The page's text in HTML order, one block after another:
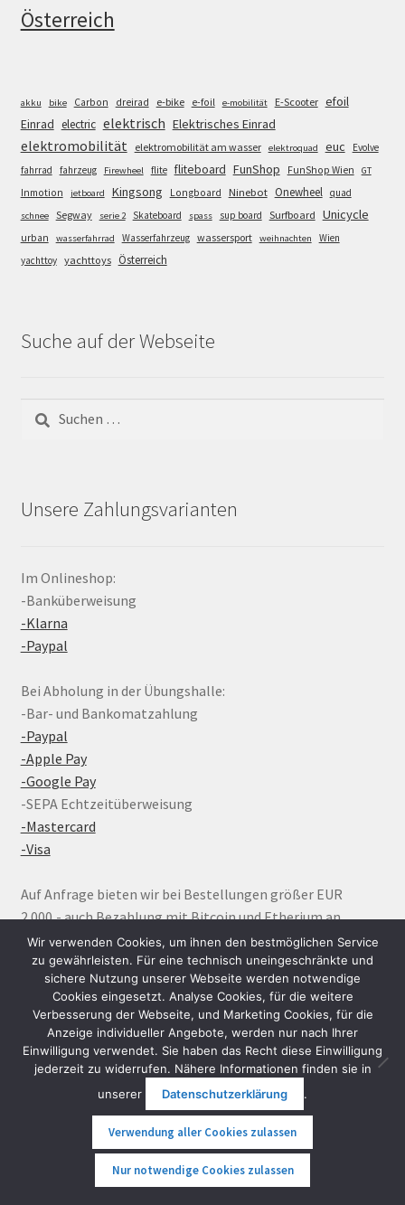
Österreich
akku bike Carbon dreirad e-bike e-foil e-mobilität E-Scooter efoil
Einrad electric elektrisch Elektrisches Einrad
elektromobilität elektromobilität am wasser elektroquad euc
Evolve
fahrrad
fahrzeug Firewheel flite fliteboard FunShop FunShop Wien GT
Inmotion jetboard Kingsong Longboard Ninebot Onewheel quad
schnee Segway serie 2 Skateboard spass sup board Surfboard Unicycle
urban wasserfahrrad Wasserfahrzeug wassersport weihnachten
Wien
yachttoy yachttoys Österreich
Suche auf der Webseite
nach:
Unsere Zahlungsvarianten
Im Onlineshop:
-Banküberweisung
-Klarna
-Paypal
Bei Abholung in der Übungshalle:
-Bar- und Bankomatzahlung
-Paypal
-Apple Pay
-Google Pay
-SEPA Echtzeitüberweisung
-Mastercard
-Visa
Auf Anfrage bieten wir bei Bestellungen größer EUR
2.000,- auch Bezahlung mit Bitcoin und Etherium an
Instagram
Google Link zum FunShop WienYouTube
Facebook
FunShop Kundenbewertungen
Wir verwenden Cookies, um ihnen den bestmöglichen Service
zu gewährleisten. Für eine technisch uneingeschränkte und
sichere Nutzung unserer Webseite werden notwendige
Cookies eingesetzt. Analyse Cookies, für die weitere
Verbesserung der Webseite, und Marketing Cookies, für die
Anzeige individueller Angebote, werden nur nach Ihrer
Einwilligung verwendet. Sie haben das Recht diese Einwilligung
jederzeit zu widerrufen. Nähere Informationen finden sie in
unserer
Datenschutzerklärung .
Verwendung aller Cookies zulassen
Nur notwendige Cookies zulassen